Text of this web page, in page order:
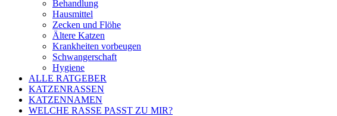
Behandlung
Hausmittel
Zecken und Flöhe
Ältere Katzen
Krankheiten vorbeugen
Schwangerschaft
Hygiene
ALLE RATGEBER
KATZENRASSEN
KATZENNAMEN
WELCHE RASSE PASST ZU MIR?